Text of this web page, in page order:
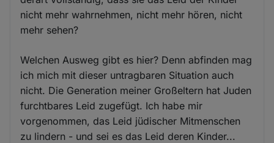
nicht mehr wahrnehmen, nicht mehr hören, nicht
mehr sehen?
Welchen Ausweg gibt es hier? Denn abfinden mag
ich mich mit dieser untragbaren Situation auch
nicht. Die Generation meiner Großeltern hat Juden
furchtbares Leid zugefügt. Ich habe mir
vorgenommen, das Leid jüdischer Mitmenschen
zu lindern - und sei es das Leid deren Kinder...